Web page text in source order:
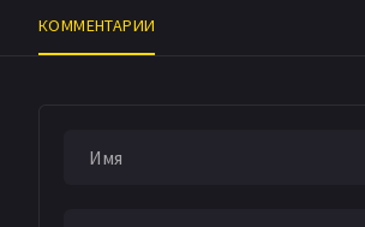
КОММЕНТАРИИ